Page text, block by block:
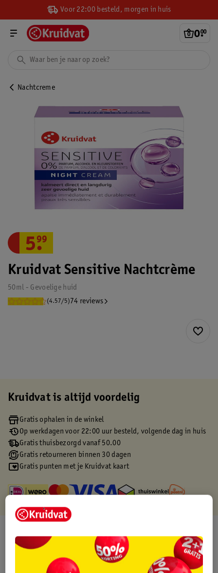
Voor 22:00 besteld, morgen in huis
0.
00
Nachtcreme
Kruidvat Sensitive Nachtcrème
50ml - Gevoelige huid
(4.57/5) 74 reviews
5.
99
Kruidvat is altijd voordelig
Gratis ophalen in de winkel
Op werkdagen voor 22:00 uur besteld, volgende dag in huis
Gratis thuisbezorgd vanaf 50.00
Gratis retourneren binnen 30 dagen
Gratis punten met je Kruidvat kaart